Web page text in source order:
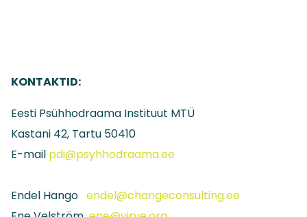
KONTAKTID:
Eesti Psühhodraama Instituut MTÜ
Kastani 42, Tartu 50410
E-mail pdi@psyhhodraama.ee
Endel Hango endel@changeconsulting.ee